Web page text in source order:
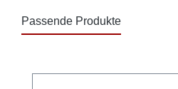
Passende Produkte